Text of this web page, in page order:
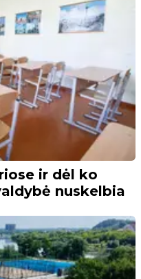
ir dėl ko
nuskelbia